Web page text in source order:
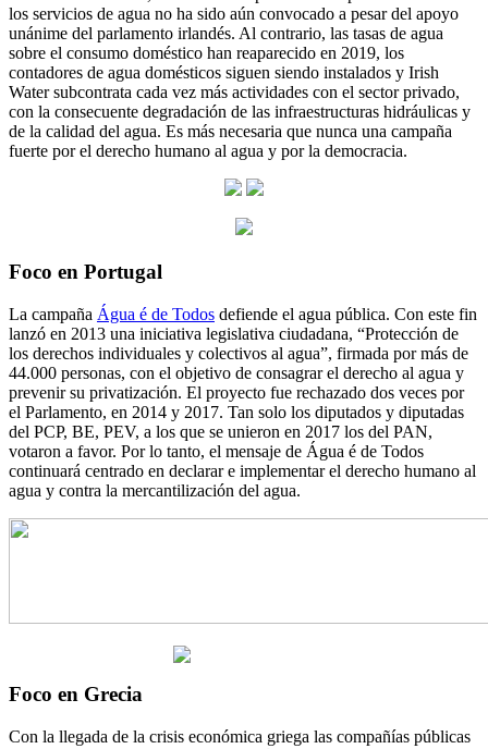
los servicios de agua no ha sido aún convocado a pesar del apoyo
unánime del parlamento irlandés. Al contrario, las tasas de agua
sobre el consumo doméstico han reaparecido en 2019, los
contadores de agua domésticos siguen siendo instalados y Irish
Water subcontrata cada vez más actividades con el sector privado,
con la consecuente degradación de las infraestructuras hidráulicas y
de la calidad del agua. Es más necesaria que nunca una campaña
fuerte por el derecho humano al agua y por la democracia.
Foco en Portugal
La campaña Água é de Todos defiende el agua pública. Con este fin
lanzó en 2013 una iniciativa legislativa ciudadana, “Protección de
los derechos individuales y colectivos al agua”, firmada por más de
44.000 personas, con el objetivo de consagrar el derecho al agua y
prevenir su privatización. El proyecto fue rechazado dos veces por
el Parlamento, en 2014 y 2017. Tan solo los diputados y diputadas
del PCP, BE, PEV, a los que se unieron en 2017 los del PAN,
votaron a favor. Por lo tanto, el mensaje de Água é de Todos
continuará centrado en declarar e implementar el derecho humano al
agua y contra la mercantilización del agua.
Foco en Grecia
Con la llegada de la crisis económica griega las compañías públicas